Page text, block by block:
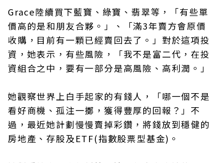
Grace陸續買下藍寶、綠寶、翡翠等，「有些單
價高的是和朋友合夥。」、「滿3年賣方會原價
收購，目前有一顆已經賣回去了。」對於這項投
資，她表示，有些風險，「我不是富二代，在投
資組合之中，要有一部分是高風險、高利潤。」
她觀察世界上白手起家的有錢人，「哪一個不是
看好商機、孤注一擲，獲得豐厚的回報？」不
過，最近她計劃慢慢賣掉彩鑽，將錢放到穩健的
房地產、存股及ETF(指數股票型基金)。